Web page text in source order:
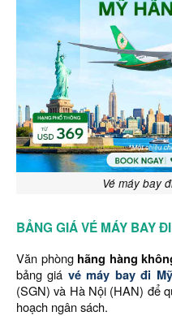
Vé máy bay
BẢNG GIÁ VÉ MÁY BAY
Văn phòng hãng hàng
bảng giá vé máy bay đi Mỹ
(SGN) và Hà Nội (HAN) để
hoạch ngân sách.